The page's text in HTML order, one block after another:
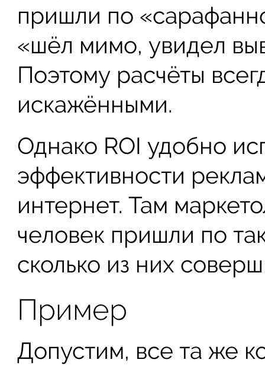
пришли по
«шёл мимо, увидел
Поэтому расчёты
искажёнными.
Однако ROI удобно
эффективности
интернет. Там
человек пришли по
сколько из них
Пример
Допустим, все та же